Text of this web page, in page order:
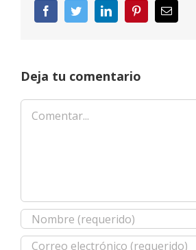
FacebookTwitterLinkedInPinterestCorreo
Deja tu comentario
Comentar